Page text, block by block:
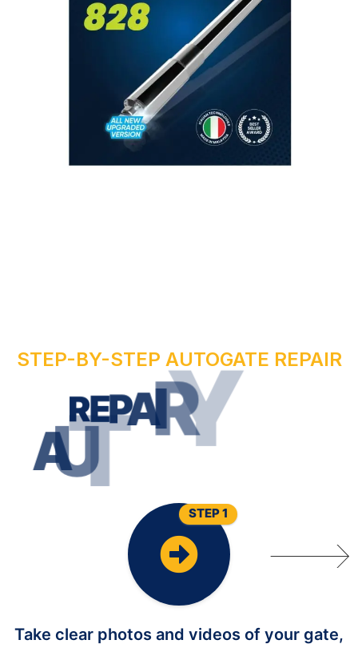
STEP-BY-STEP AUTOGATE REPAIR
REPAI RYO
AU T TE
Take clear photos and videos of your gate,
STEP 1